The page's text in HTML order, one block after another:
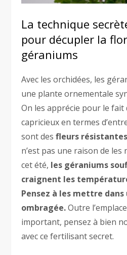
La technique
pour décupler la
géraniums
Avec les orchidées, les
une plante ornementale
On les apprécie pour le fait
capricieux en termes
sont desfleurs
n’est pas une raison de
cet été, les géraniums
craignent les
Pensez à les mettre dans
ombragée.Outre
important, pensez à bien
avec ce fertilisant secret.